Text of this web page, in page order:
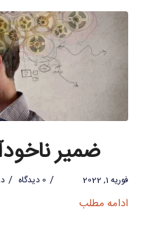
ضمیر
فوریه 1, 2022 / 0 دیدگاه /
ادامه مطلب